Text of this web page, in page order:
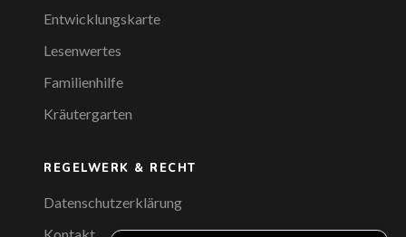
Entwicklungskarte
Lesenwertes
Familienhilfe
Kräutergarten
REGELWERK & RECHT
Datenschutzerklärung